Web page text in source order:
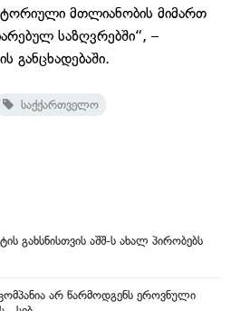
მთლიანობის მიმართ
საზღვრებში“, –
განცხადებაში.
საქქართველო
გახსნისთვის აშშ-ს ახალ პირობებს
არ წარმოდგენს ეროვნული